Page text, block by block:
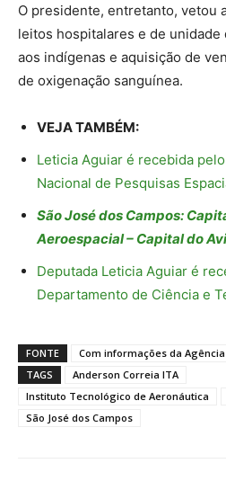
O presidente, entretanto, vetou
leitos hospitalares e de unidade
aos indígenas e aquisição de
de oxigenação sanguínea.
VEJA TAMBÉM:
Leticia Aguiar é recebida
Nacional de Pesquisas
São José dos Campos:
Aeroespacial – Capital do
Deputada Leticia Aguiar é
Departamento de Ciência e
FONTE
Com informações da
TAGS
Anderson Correia ITA
Instituto Tecnológico de Aeronáutica
São José dos Campos